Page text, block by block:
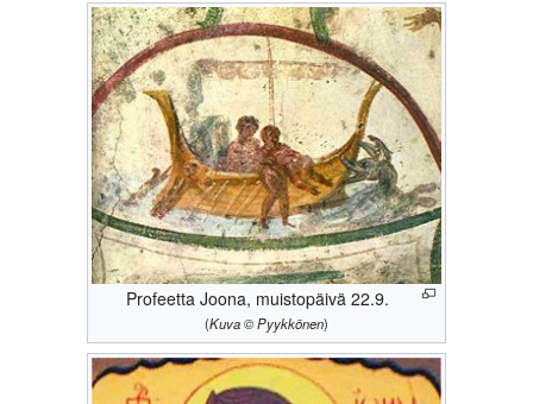
Profeetta Joona, muistopäivä 22.9.
(Kuva © Pyykkönen)